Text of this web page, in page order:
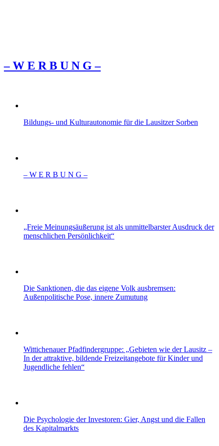
– W Ε R Β U Ν G –
Bildungs- und Kulturautonomie für die Lausitzer Sorben
– W Ε R Β U Ν G –
„Freie Meinungsäußerung ist als unmittelbarster Ausdruck der
menschlichen Persönlichkeit“
Die Sanktionen, die das eigene Volk ausbremsen:
Außenpolitische Pose, innere Zumutung
Wittichenauer Pfadfindergruppe: „Gebieten wie der Lausitz –
In der attraktive, bildende Freizeitangebote für Kinder und
Jugendliche fehlen“
Die Psychologie der Investoren: Gier, Angst und die Fallen
des Kapitalmarkts